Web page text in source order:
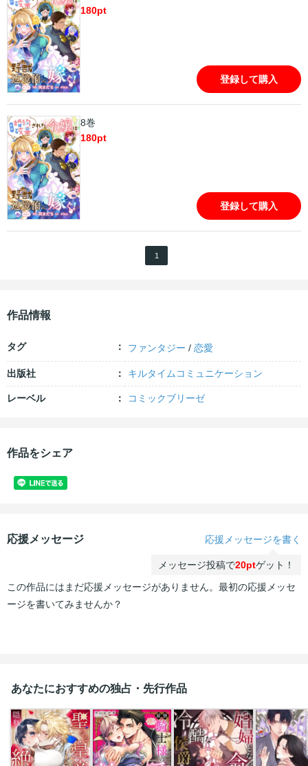
180pt
登録して購入
8巻
180pt
登録して購入
1
作品情報
タグ ファンタジー /恋愛
出版社 キルタイムコミュニケーション
レーベル コミックブリーゼ
作品をシェア
応援メッセージ 応援メッセージを書く
メッセージ投稿で20ptゲット！
この作品にはまだ応援メッセージがありません。最初の応援メッセ
ージを書いてみませんか？
あなたにおすすめの独占・先行作品